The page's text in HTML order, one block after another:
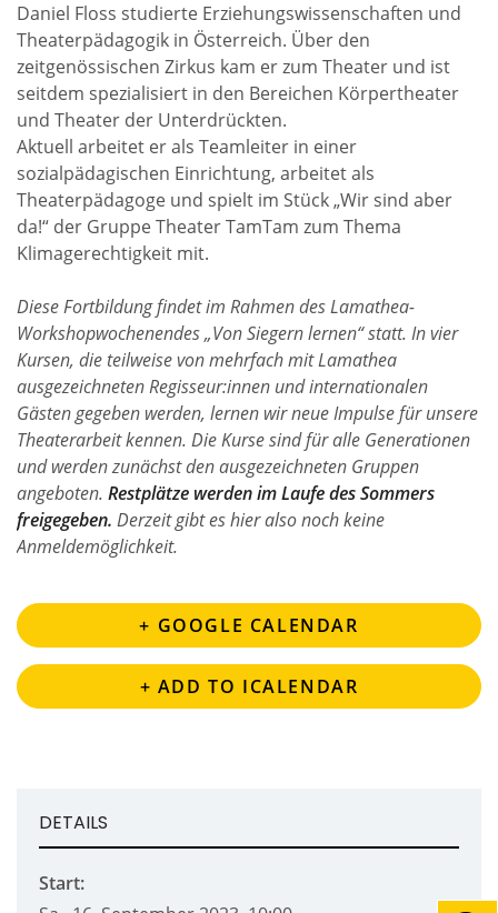
Daniel Floss studierte Erziehungswissenschaften und
Theaterpädagogik in Österreich. Über den
zeitgenössischen Zirkus kam er zum Theater und ist
seitdem spezialisiert in den Bereichen Körpertheater
und Theater der Unterdrückten.
Aktuell arbeitet er als Teamleiter in einer
sozialpädagischen Einrichtung, arbeitet als
Theaterpädagoge und spielt im Stück „Wir sind aber
da!“ der Gruppe Theater TamTam zum Thema
Klimagerechtigkeit mit.
Diese Fortbildung findet im Rahmen des Lamathea-
Workshopwochenendes „Von Siegern lernen“ statt. In vier
Kursen, die teilweise von mehrfach mit Lamathea
ausgezeichneten Regisseur:innen und internationalen
Gästen gegeben werden, lernen wir neue Impulse für unsere
Theaterarbeit kennen. Die Kurse sind für alle Generationen
und werden zunächst den ausgezeichneten Gruppen
angeboten. Restplätze werden im Laufe des Sommers
freigegeben. Derzeit gibt es hier also noch keine
Anmeldemöglichkeit.
+ GOOGLE CALENDAR
+ ADD TO ICALENDAR
DETAILS
Start: